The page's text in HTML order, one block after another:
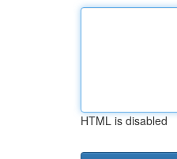
HTML is disabled